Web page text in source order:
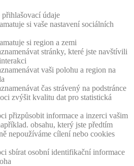
přihlašovací údaje
si vaše nastavení sociálních
si region a zemi
stránky, které jste navštívili
vaši polohu a region na
čas strávený na podstránce
zvýšit kvalitu dat pro statistická
přizpůsobit informace a inzerci vašim
obsahu, který jste předtím
nepoužíváme cílení nebo cookies
sbírat osobní identifikační informace